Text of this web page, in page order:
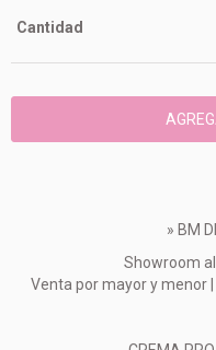
Cantidad
» BM
Showroom
Venta por mayor y menor |